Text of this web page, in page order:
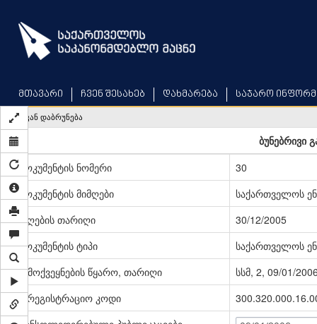
main
content
მთავარი ჩვენ შესახებ დახმარება საჯარო
უკან დაბრუნება
ბუნებრივი
დოკუმენტის ნომერი
30
დოკუმენტის მიმღები
საქართველოს
მიღების თარიღი
30/12/2005
დოკუმენტის ტიპი
საქართველოს
გამოქვეყნების წყარო, თარიღი
სსმ, 2, 09/01/
სარეგისტრაციო კოდი